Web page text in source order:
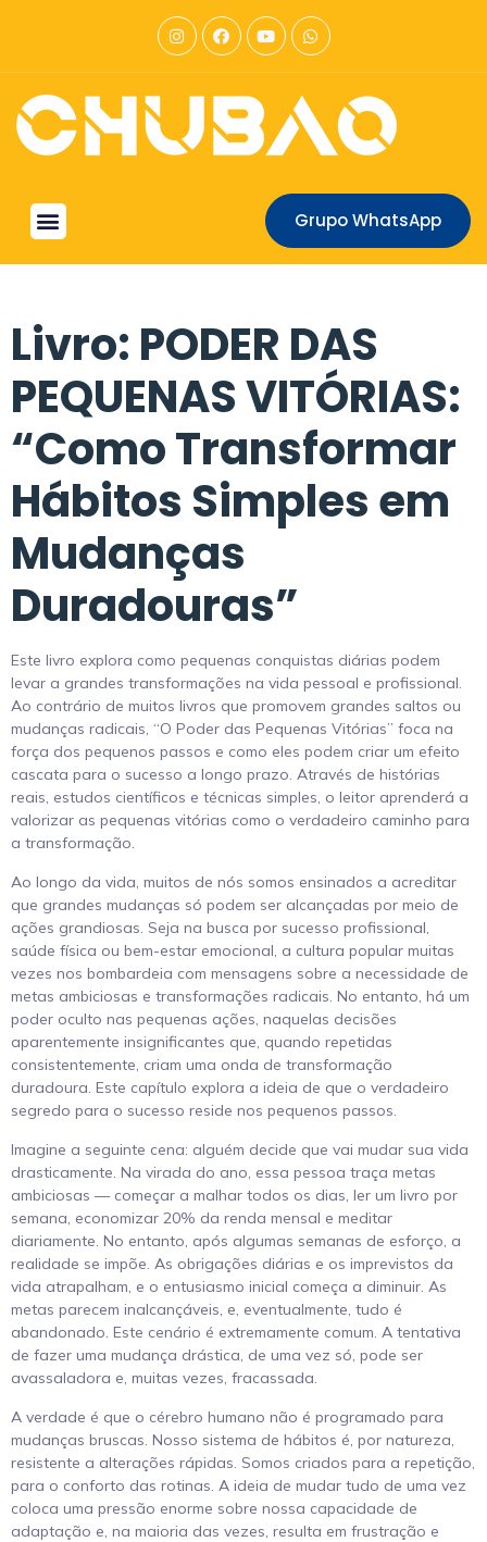
Grupo WhatsApp
Livro: PODER DAS
PEQUENAS VITÓRIAS:
“Como Transformar
Hábitos Simples em
Mudanças
Duradouras”
Este livro explora como pequenas conquistas diárias podem
levar a grandes transformações na vida pessoal e profissional.
Ao contrário de muitos livros que promovem grandes saltos ou
mudanças radicais, “O Poder das Pequenas Vitórias” foca na
força dos pequenos passos e como eles podem criar um efeito
cascata para o sucesso a longo prazo. Através de histórias
reais, estudos científicos e técnicas simples, o leitor aprenderá a
valorizar as pequenas vitórias como o verdadeiro caminho para
a transformação.
Ao longo da vida, muitos de nós somos ensinados a acreditar
que grandes mudanças só podem ser alcançadas por meio de
ações grandiosas. Seja na busca por sucesso profissional,
saúde física ou bem-estar emocional, a cultura popular muitas
vezes nos bombardeia com mensagens sobre a necessidade de
metas ambiciosas e transformações radicais. No entanto, há um
poder oculto nas pequenas ações, naquelas decisões
aparentemente insignificantes que, quando repetidas
consistentemente, criam uma onda de transformação
duradoura. Este capítulo explora a ideia de que o verdadeiro
segredo para o sucesso reside nos pequenos passos.
Imagine a seguinte cena: alguém decide que vai mudar sua vida
drasticamente. Na virada do ano, essa pessoa traça metas
ambiciosas — começar a malhar todos os dias, ler um livro por
semana, economizar 20% da renda mensal e meditar
diariamente. No entanto, após algumas semanas de esforço, a
realidade se impõe. As obrigações diárias e os imprevistos da
vida atrapalham, e o entusiasmo inicial começa a diminuir. As
metas parecem inalcançáveis, e, eventualmente, tudo é
abandonado. Este cenário é extremamente comum. A tentativa
de fazer uma mudança drástica, de uma vez só, pode ser
avassaladora e, muitas vezes, fracassada.
A verdade é que o cérebro humano não é programado para
mudanças bruscas. Nosso sistema de hábitos é, por natureza,
resistente a alterações rápidas. Somos criados para a repetição,
para o conforto das rotinas. A ideia de mudar tudo de uma vez
coloca uma pressão enorme sobre nossa capacidade de
adaptação e, na maioria das vezes, resulta em frustração e